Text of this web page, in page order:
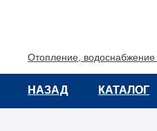
НАЗАД
НАЗАД КАТАЛОГ
КАТАЛОГ
Отопление, водоснабжение